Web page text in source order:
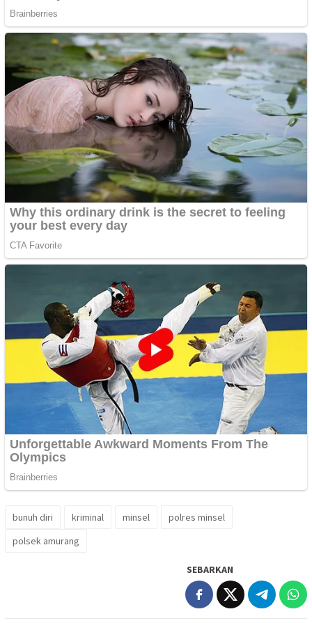
bunuh diri kriminal minsel
polres minsel
polsek amurang
SEBARKAN